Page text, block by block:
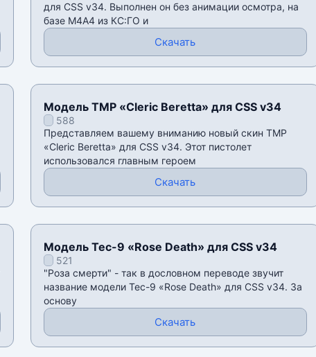
для CSS v34. Выполнен он без анимации осмотра, на
базе М4А4 из КС:ГО и
Скачать
Модель TMP «Cleric Beretta» для CSS v34
588
Представляем вашему вниманию новый скин TMP
«Cleric Beretta» для CSS v34. Этот пистолет
использовался главным героем
Скачать
Модель Tec-9 «Rose Death» для CSS v34
521
"Роза смерти" - так в дословном переводе звучит
название модели Tec-9 «Rose Death» для CSS v34. За
основу
Скачать